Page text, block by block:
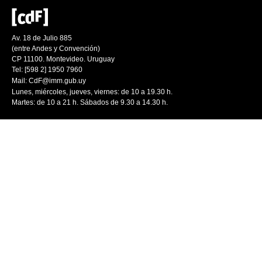
Av. 18 de Julio 885
(entre Andes y Convención)
CP 11100. Montevideo. Uruguay
Tel: [598 2] 1950 7960
Mail: CdF@imm.gub.uy
Lunes, miércoles, jueves, viernes: de 10 a 19.30 h.
Martes: de 10 a 21 h. Sábados de 9.30 a 14.30 h.